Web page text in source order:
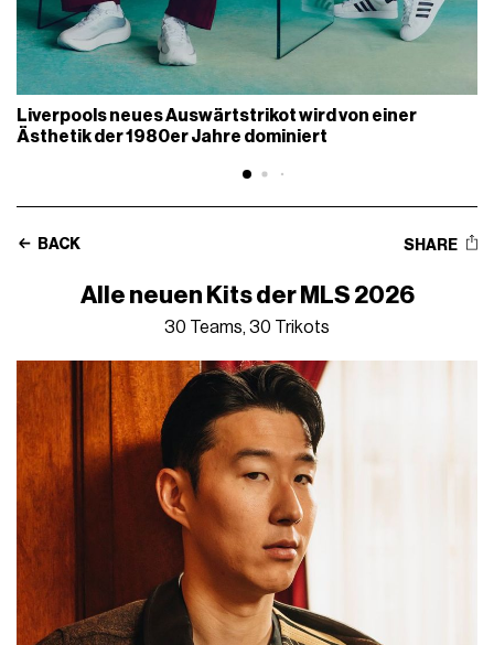
Liverpools neues Auswärtstrikot wird von einer
Ästhetik der 1980er Jahre dominiert
BACK SHARE
Alle neuen Kits der MLS 2026
30 Teams, 30 Trikots